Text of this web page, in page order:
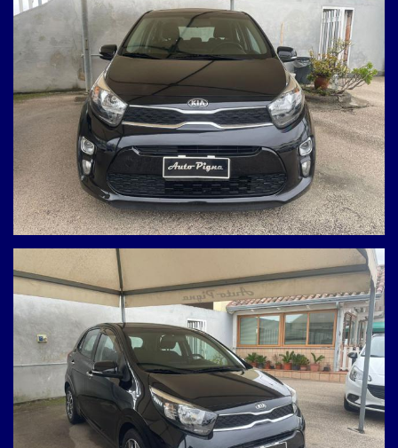
Via Prolungamento Pigna, 14 – Giugliano in Campania (NA)
(Uscita Asse Mediano Giugliano–Parete–Villaricca)
Contattaci per info, permute e finanziamenti personalizzati:
- 3939086937 Antonio
- 0818945051 Ufficio